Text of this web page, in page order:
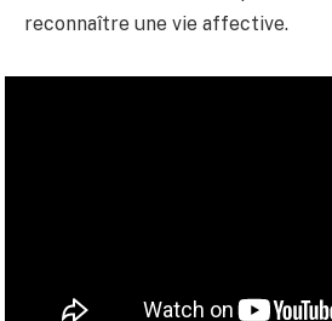
reconnaître une vie affective.